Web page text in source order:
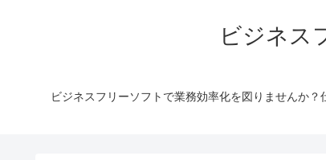
ビジネス
ビジネスフリーソフトで業務効率化を図りませんか